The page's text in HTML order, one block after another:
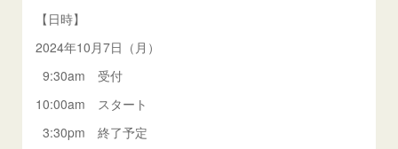
【日時】
2024年10月7日（月）
9:30am 受付
10:00am スタート
3:30pm 終了予定